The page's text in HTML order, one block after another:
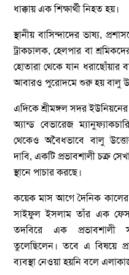
ধাক্কায় এক শিক্ষার্থী নিহত হয়।
স্থানীয় বাসিন্দাদের ভাষ্য,
ট্রাকচালক, হেলপার বা
হোতারা থেকে যান ধরাছোঁয়ার
আবারও পুরোদমে শুরু হয় বালু
এদিকে শ্রীমঙ্গল সদর
অ্যান্ড বেভারেজ
থেকেও অবৈধভাবে বালু
দাবি, একটি প্রভাবশালী চক্র
স্থানে পাচার করছে।
কয়েক মাস আগে দৈনিক কালের
সাইফুল ইসলাম তাঁর এক
তদবিরে এক প্রভাবশালী
তুলেছিলেন। তবে এ বিষয়ে
ব্যবস্থা নেওয়া হয়নি বলে